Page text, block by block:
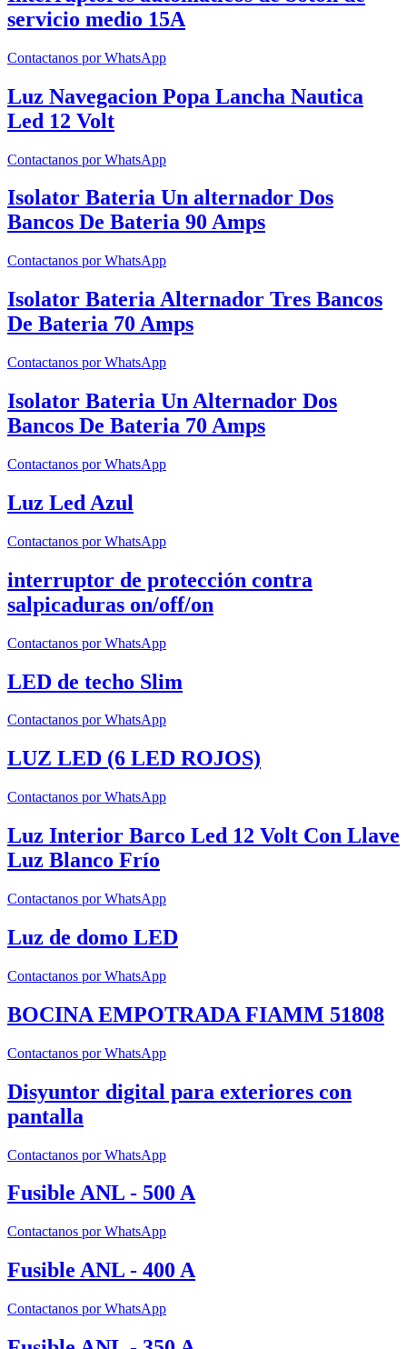
servicio medio 15A
Contactanos por WhatsApp
Luz Navegacion Popa Lancha Nautica
Led 12 Volt
Contactanos por WhatsApp
Isolator Bateria Un alternador Dos
Bancos De Bateria 90 Amps
Contactanos por WhatsApp
Isolator Bateria Alternador Tres Bancos
De Bateria 70 Amps
Contactanos por WhatsApp
Isolator Bateria Un Alternador Dos
Bancos De Bateria 70 Amps
Contactanos por WhatsApp
Luz Led Azul
Contactanos por WhatsApp
interruptor de protección contra
salpicaduras on/off/on
Contactanos por WhatsApp
LED de techo Slim
Contactanos por WhatsApp
LUZ LED (6 LED ROJOS)
Contactanos por WhatsApp
Luz Interior Barco Led 12 Volt Con Llave
Luz Blanco Frío
Contactanos por WhatsApp
Luz de domo LED
Contactanos por WhatsApp
BOCINA EMPOTRADA FIAMM 51808
Contactanos por WhatsApp
Disyuntor digital para exteriores con
pantalla
Contactanos por WhatsApp
Fusible ANL - 500 A
Contactanos por WhatsApp
Fusible ANL - 400 A
Contactanos por WhatsApp